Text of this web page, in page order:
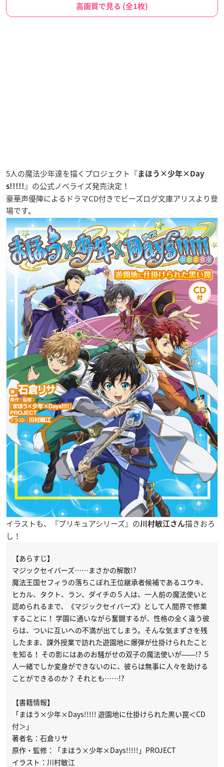
高画質で見る (全1枚)
5人の魔法少年達を描くプロジェクト『まほう×少年×Day
s!!!!!』の公式ノベライズ発売決定！
豪華声優陣によるドラマCD付きでビーズログ文庫アリスより登
場です。
イラストも、『プリキュアシリーズ』の川村敏江さん描きおろ
し！
【あらすじ】
マジックセイバーズ……まさかの解散!?
魔法王国セフィラの落ちこぼれ王位継承者候補であるユウキ、
ヒカル、タクト、ラン、ダイチの５人は、一人前の魔法使いと
認められるまで、《マジックセイバーズ》として人間界で修業
することに！ 学園に通いながら奮闘するが、性格の全く違う彼
らは、ついに互いへの不満が出てしまう。そんな気まずさを残
したまま、課外授業で訪れた遊園地に爆弾が仕掛けられたこと
を知る！ その影にはあのお騒がせの双子の魔法使いが――!? ５
人一緒でしか変身ができないのに、彼らは無事に人々を助ける
ことができるのか？ それとも……!?
【書籍情報】
「まほう×少年×Days!!!!! 遊園地に仕掛けられた黒い罠＜CD
付＞」
著者名：石倉リサ
原作・監修：「まほう×少年×Days!!!!!」PROJECT
イラスト：川村敏江